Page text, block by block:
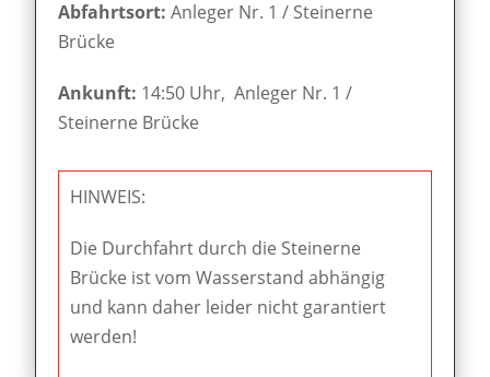
Abfahrtsort:Anleger Nr. 1 / Steinerne
Brücke
Ankunft: 14:50 Uhr, Anleger Nr. 1 /
Steinerne Brücke
HINWEIS:
Die Durchfahrt durch die Steinerne
Brücke ist vom Wasserstand abhängig
und kann daher leider nicht garantiert
werden!